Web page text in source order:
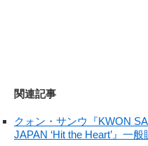
関連記事
クォン・サンウ『KWON
JAPAN ‘Hit the Heart’』一般